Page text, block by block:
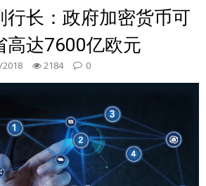
行长：政府加密货币可
高达7600亿欧元
2184 0